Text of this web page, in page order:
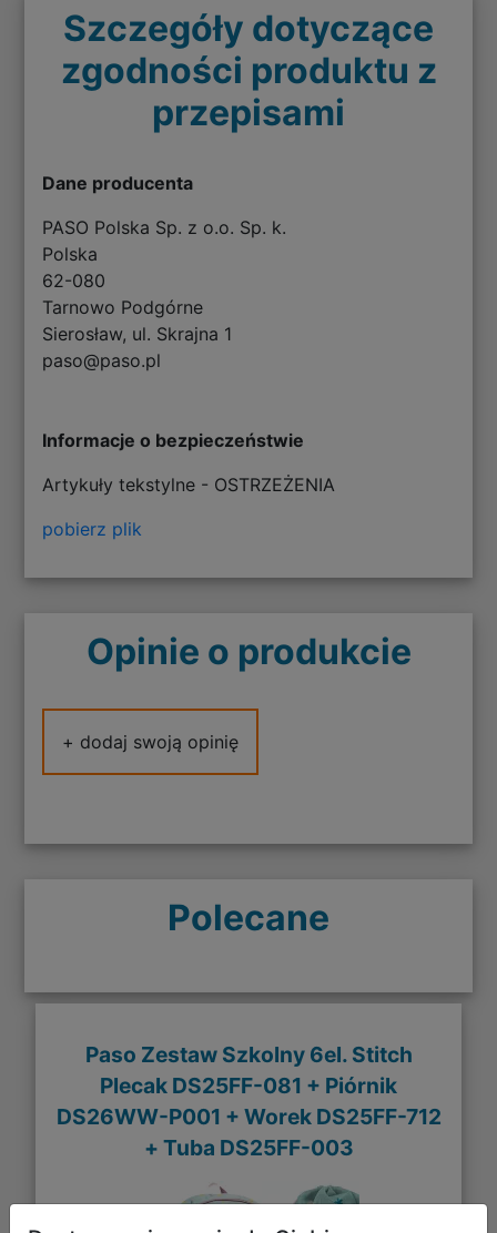
Szczegóły dotyczące
zgodności produktu z
przepisami
Dane producenta
PASO Polska Sp. z o.o. Sp. k.
Polska
62-080
Tarnowo Podgórne
Sierosław, ul. Skrajna 1
paso@paso.pl
Informacje o bezpieczeństwie
Artykuły tekstylne - OSTRZEŻENIA
pobierz plik
Opinie o produkcie
+ dodaj swoją opinię
Polecane
Paso Zestaw Szkolny 6el. Stitch
Plecak DS25FF-081 + Piórnik
DS26WW-P001 + Worek DS25FF-712
+ Tuba DS25FF-003